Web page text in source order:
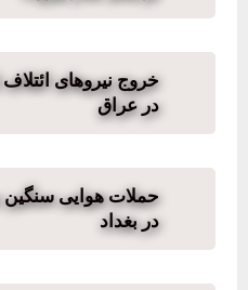
خروج نیروهای
در عراق
حملات هوایی
در بغداد